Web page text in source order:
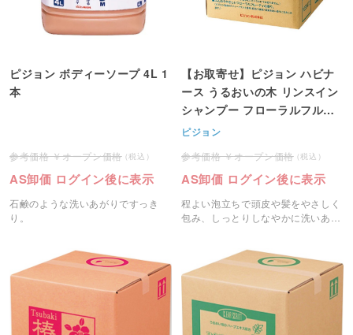
ピジョン ボディーソープ 4L 1
本
オープン価格
AS卸価 ログイン後に表示
石鹸のような洗いあがりですっき
り。
【お取寄せ】ピジョン ハビナ
ース うるおいの木 リンスイン
シャンプー フローラルフルー
ティの香り 20L 1箱
ピジョン
オープン価格
AS卸価 ログイン後に表示
程よい泡立ちで頭皮や髪をやさしく
包み、しっとりしなやかに洗いあげ